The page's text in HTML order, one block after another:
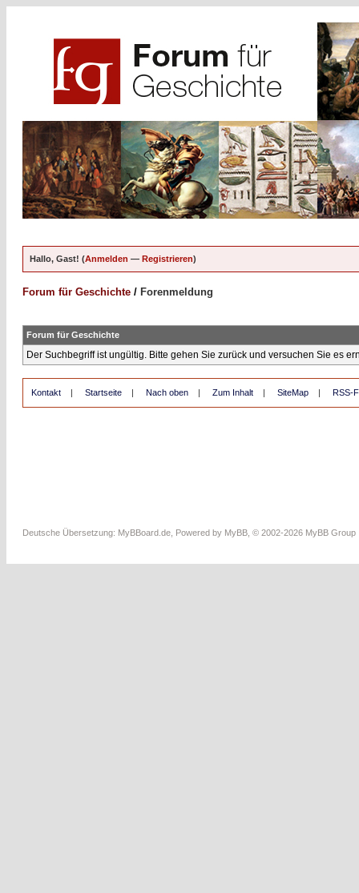
Hallo, Gast! (Anmelden — Registrieren)
Forum für Geschichte / Forenmeldung
Forum für Geschichte
Der Suchbegriff ist ungültig. Bitte gehen Sie zurück und versuchen Sie es
Kontakt | Startseite | Nach oben | Zum Inhalt | SiteMap | RSS-
Deutsche Übersetzung: MyBBoard.de , Powered by MyBB , © 2002-2026 MyBB Group